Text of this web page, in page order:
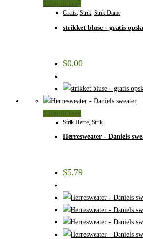
Tilføj til kurv
Gratis, Strik, Strik Dame
strikket bluse - gratis
$0.00
Tilføj til kurv
Strik Herre Strik
Herresweater - Daniels
$5.79